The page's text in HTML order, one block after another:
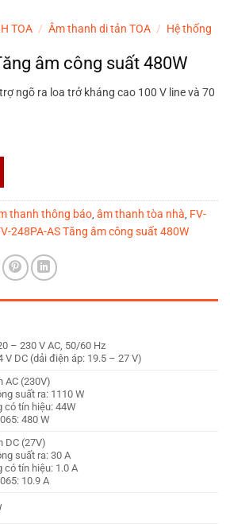
TOA / Âm thanh di tản TOA / Hệ thống
âm công suất 480W
ngõ ra loa trở kháng cao 100 V line và 70
thanh thông báo âm thanh tòa nhà FV-
248PA-AS Tăng âm công suất 480W
– 230 V AC, 50/60 Hz
V DC (dải điện áp: 19.5 – 27 V)
AC (230V)
suất ra: 1110 W
có tín hiệu: 44W
480 W
DC (27V)
suất ra: 30 A
có tín hiệu: 1.0 A
10.9 A